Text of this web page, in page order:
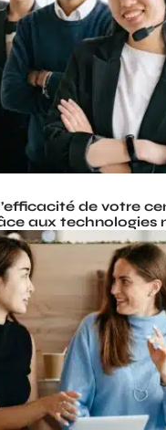
de votre
aux technologies